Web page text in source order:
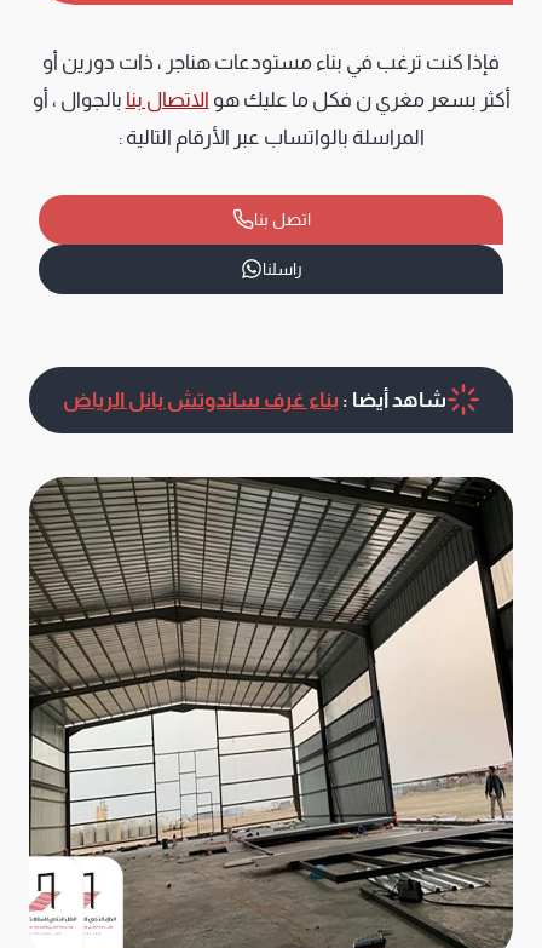
فإذا كنت ترغب في بناء مستودعات هناجر ، ذات دورين أو
أكثر بسعر مغري ن فكل ما عليك هو الاتصال بنا بالجوال ، أو
المراسلة بالواتساب عبر الأرقام التالية :
اتصل بنا
راسلنا
شاهد أيضا : بناء غرف ساندوتش بانل الرياض